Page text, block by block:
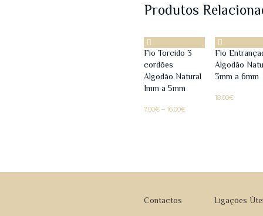
a
Produtos
Fio Torcido 3
cordões
Algodão Natural
1mm a 5mm
7.00€ – 16.00€Price
Fio
Algodão
3mm a 6mm
18.00€
Contactos Ligações